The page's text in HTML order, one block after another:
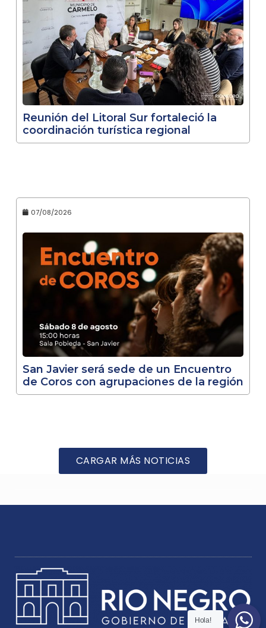
Reunión del Litoral Sur fortaleció la
coordinación turística regional
07/08/2026
San Javier será sede de un Encuentro
de Coros con agrupaciones de la región
CARGAR MÁS NOTICIAS
Hola!